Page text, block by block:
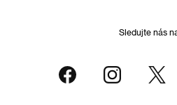
Sledujte nás